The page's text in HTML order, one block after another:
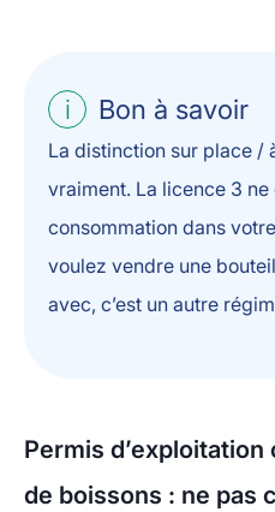
Bon à savoir
La distinction sur place /
vraiment. La licence 3 ne
consommation dans
voulez vendre une
avec, c’est un autre
Permis
de boissons : ne pas